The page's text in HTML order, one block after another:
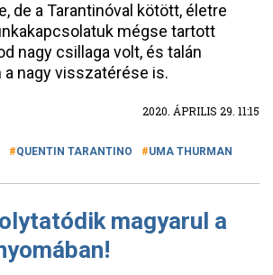
de a Tarantinóval kötött, életre
mégse tartott
nagy csillaga volt, és talán
a nagy visszatérése is.
2020. ÁPRILIS 29. 11:15
QUENTIN TARANTINO UMA THURMAN
magyarul a